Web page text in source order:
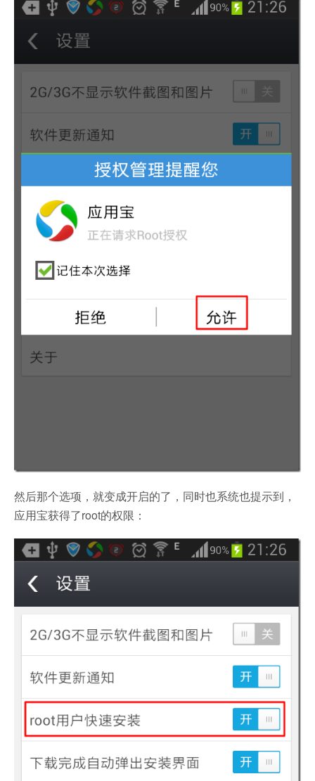
然后那个选项，就变成开启的了，同时也系统也提示到，
应用宝获得了root的权限：